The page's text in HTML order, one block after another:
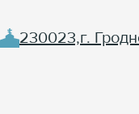
230023,г.